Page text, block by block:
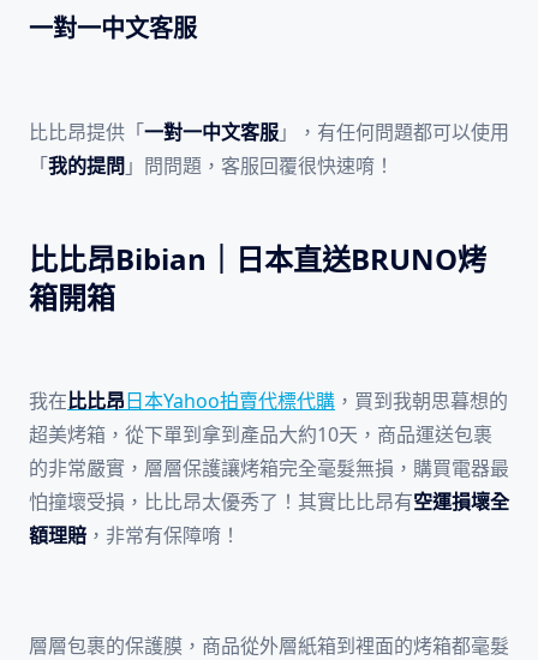
一對一中文客服
比比昂提供「一對一中文客服」，有任何問題都可以使用
「我的提問」問問題，客服回覆很快速唷！
比比昂Bibian｜日本直送BRUNO烤
箱開箱
我在比比昂日本Yahoo拍賣代標代購 ，買到我朝思暮想的
超美烤箱，從下單到拿到產品大約10天，商品運送包裹
的非常嚴實，層層保護讓烤箱完全毫髮無損，購買電器最
怕撞壞受損，比比昂太優秀了！其實比比昂有空運損壞全
額理賠 ，非常有保障唷！
層層包裹的保護膜，商品從外層紙箱到裡面的烤箱都毫髮